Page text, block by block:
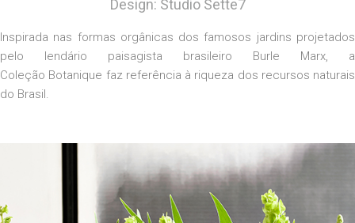
Design: Studio Sette7
Inspirada nas formas orgânicas dos famosos jardins projetados
pelo lendário paisagista brasileiro Burle Marx, a
Coleção Botanique faz referência à riqueza dos recursos naturais
do Brasil.